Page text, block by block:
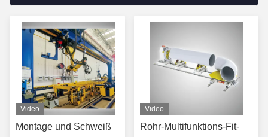
Video
Montage und Schweiß
Video
Rohr-Multifunktions-Fit-